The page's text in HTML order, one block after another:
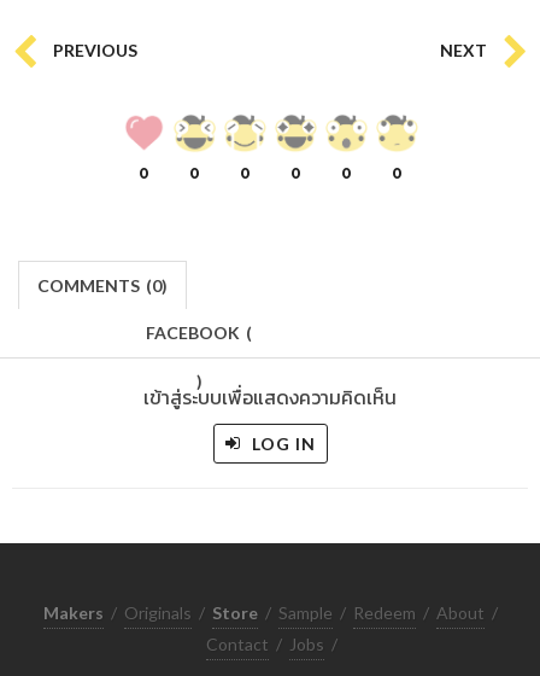
PREVIOUS NEXT
0 0 0 0 0 0
COMMENTS (0)
FACEBOOK (
)
เข้าสู่ระบบเพื่อแสดงความคิดเห็น
LOG IN
Makers / Originals / Store / Sample / Redeem / About /
Contact / Jobs /